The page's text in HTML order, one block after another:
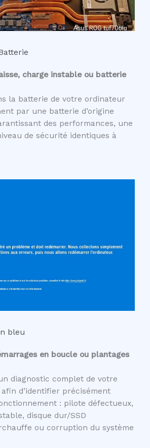
charge instable ou batterie
la batterie de votre ordinateur
par une batterie d’origine
des performances, une
de sécurité identiques à
bleu
en boucle ou plantages
diagnostic complet de votre
d’identifier précisément
: pilote défectueux,
disque dur/SSD
ou corruption du système